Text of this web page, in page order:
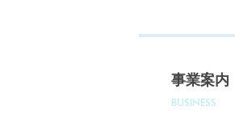
事業案内
BUSINESS